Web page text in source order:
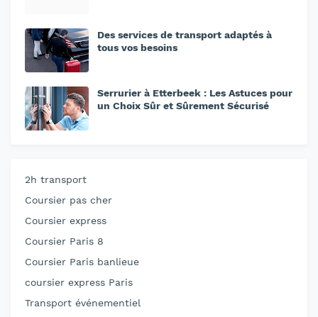
Des services de transport adaptés à
tous vos besoins
Serrurier à Etterbeek : Les Astuces pour
un Choix Sûr et Sûrement Sécurisé
2h transport
Coursier pas cher
Coursier express
Coursier Paris 8
Coursier Paris banlieue
coursier express Paris
Transport événementiel